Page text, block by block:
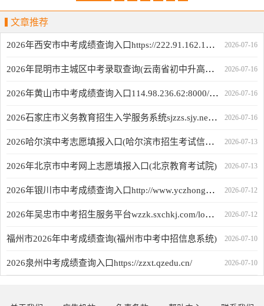
文章推荐
2026-07-16
2026年西安市中考成绩查询入口https://222.91.162.190:7172
2026-07-16
2026年昆明市主城区中考录取查询(云南省初中升高中招生管理系统)
2026-07-16
2026年黄山市中考成绩查询入口114.98.236.62:8000/hszy/stucjcxLogin.html
2026-07-16
2026石家庄市义务教育招生入学服务系统sjzzs.sjy.net.cn
2026-07-13
2026哈尔滨中考志愿填报入口(哈尔滨市招生考试信息化管理平台)
2026-07-13
2026年北京市中考网上志愿填报入口(北京教育考试院)
2026-07-12
2026年银川市中考成绩查询入口http://www.yczhongkao.cn
2026-07-12
2026年吴忠市中考招生服务平台wzzk.sxchkj.com/login_home.html
2026-07-10
福州市2026年中考成绩查询(福州市中考中招信息系统)
2026-07-10
2026泉州中考成绩查询入口https://zzxt.qzedu.cn/